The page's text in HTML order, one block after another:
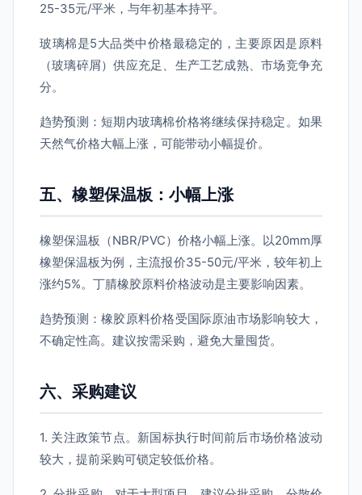
25-35元/平米，与年初基本持平。
玻璃棉是5大品类中价格最稳定的，主要原因是原料
（玻璃碎屑）供应充足、生产工艺成熟、市场竞争充
分。
趋势预测：短期内玻璃棉价格将继续保持稳定。如果
天然气价格大幅上涨，可能带动小幅提价。
五、橡塑保温板：小幅上涨
橡塑保温板（NBR/PVC）价格小幅上涨。以20mm厚
橡塑保温板为例，主流报价35-50元/平米，较年初上
涨约5%。丁腈橡胶原料价格波动是主要影响因素。
趋势预测：橡胶原料价格受国际原油市场影响较大，
不确定性高。建议按需采购，避免大量囤货。
六、采购建议
1. 关注政策节点。新国标执行时间前后市场价格波动
较大，提前采购可锁定较低价格。